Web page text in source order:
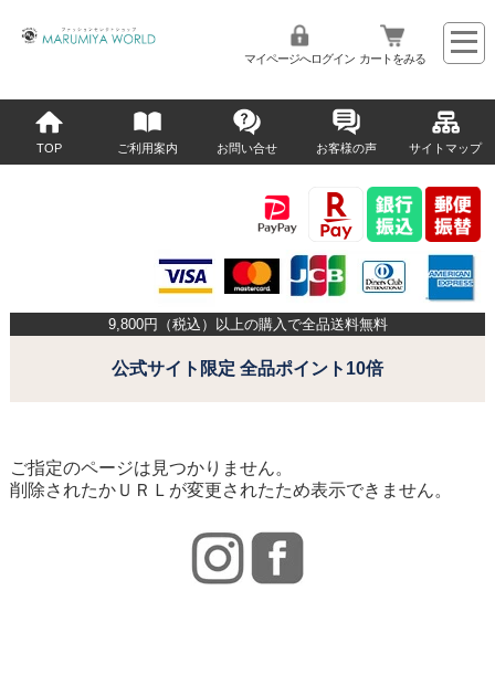
マイページへログイン カートをみる
TOP ご利用案内 お問い合せ お客様の声 サイトマップ
9,800円（税込）以上の購入で全品送料無料
公式サイト限定 全品ポイント10倍
ご指定のページは見つかりません。
削除されたかＵＲＬが変更されたため表示できません。